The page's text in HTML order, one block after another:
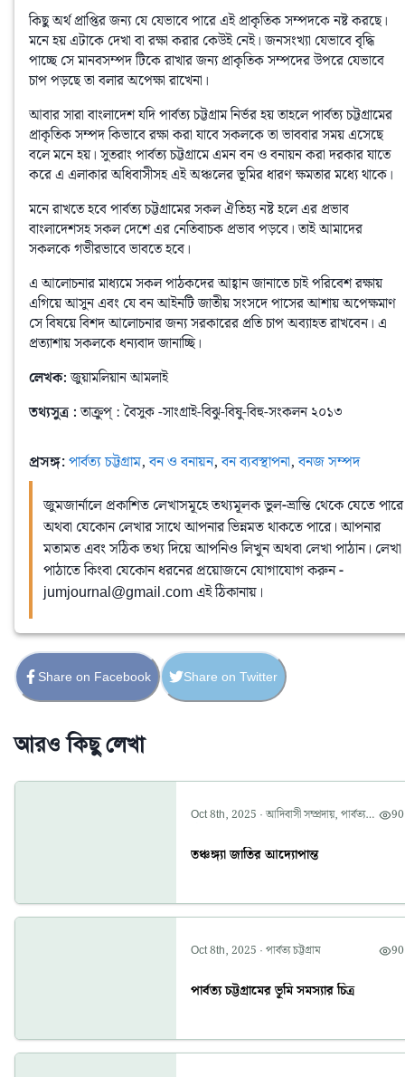
কিছু অর্থ প্রাপ্তির জন্য যে যেভাবে পারে এই প্রাকৃতিক সম্পদকে নষ্ট করছে।
মনে হয় এটাকে দেখা বা রক্ষা করার কেউই নেই। জনসংখ্যা যেভাবে বৃদ্ধি
পাচ্ছে সে মানবসম্পদ টিকে রাখার জন্য প্রাকৃতিক সম্পদের উপরে যেভাবে
চাপ পড়ছে তা বলার অপেক্ষা রাখেনা।
আবার সারা বাংলাদেশ যদি পার্বত্য চট্টগ্রাম নির্ভর হয় তাহলে পার্বত্য চট্টগ্রামের
প্রাকৃতিক সম্পদ কিভাবে রক্ষা করা যাবে সকলকে তা ভাববার সময় এসেছে
বলে মনে হয়। সুতরাং পার্বত্য চট্টগ্রামে এমন বন ও বনায়ন করা দরকার যাতে
করে এ এলাকার অধিবাসীসহ এই অঞ্চলের ভূমির ধারণ ক্ষমতার মধ্যে থাকে।
মনে রাখতে হবে পার্বত্য চট্টগ্রামের সকল ঐতিহ্য নষ্ট হলে এর প্রভাব
বাংলাদেশসহ সকল দেশে এর নেতিবাচক প্রভাব পড়বে। তাই আমাদের
সকলকে গভীরভাবে ভাবতে হবে।
এ আলােচনার মাধ্যমে সকল পাঠকদের আহ্বান জানাতে চাই পরিবেশ রক্ষায়
এগিয়ে আসুন এবং যে বন আইনটি জাতীয় সংসদে পাসের আশায় অপেক্ষমাণ
সে বিষয়ে বিশদ আলােচনার জন্য সরকারের প্রতি চাপ অব্যাহত রাখবেন। এ
প্রত্যাশায় সকলকে ধন্যবাদ জানাচ্ছি।
লেখক: জুয়ামলিয়ান আমলাই
তথ্যসুত্র : তাক্রুপ্ : বৈসুক -সাংগ্রাই-বিঝু-বিষু-বিহু-সংকলন ২০১৩
প্রসঙ্গ:পার্বত্য চট্টগ্রাম,বন ও বনায়ন,বন ব্যবস্থাপনা,বনজ সম্পদ
জুমজার্নালে প্রকাশিত লেখাসমূহে তথ্যমূলক ভুল-ভ্রান্তি থেকে যেতে পারে
অথবা যেকোন লেখার সাথে আপনার ভিন্নমত থাকতে পারে। আপনার
মতামত এবং সঠিক তথ্য দিয়ে আপনিও লিখুন অথবা লেখা পাঠান। লেখা
পাঠাতে কিংবা যেকোন ধরনের প্রয়োজনে যোগাযোগ করুন -
jumjournal@gmail.com এই ঠিকানায়।
Share on Facebook Share on Twitter
আরও কিছু লেখা
Oct 8th, 2025 ·আদিবাসী সম্প্রদায়,পার্বত্য
90
তঞ্চঙ্গ্যা জাতির আদ্যোপান্ত
Oct 8th, 2025 ·পার্বত্য চট্টগ্রাম 90
পার্বত্য চট্টগ্রামের ভূমি সমস্যার চিত্র